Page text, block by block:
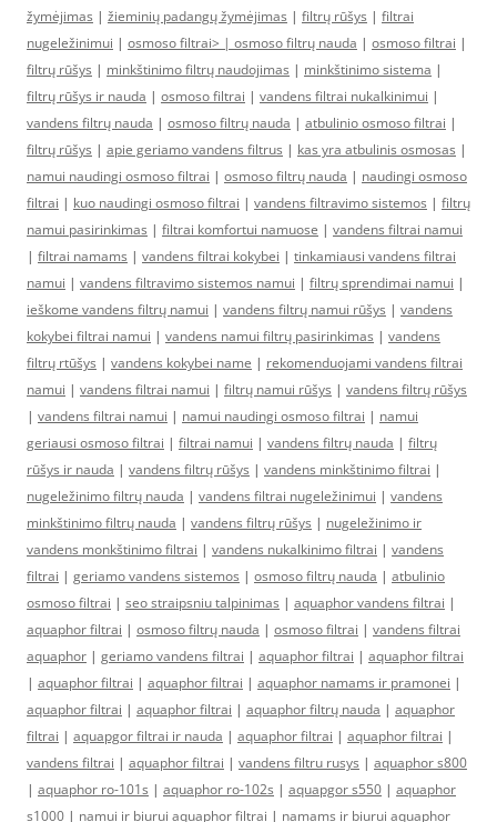
žymėjimas | žieminių padangų žymėjimas | filtrų rūšys | filtrai
nugeležinimui | osmoso filtrai> | osmoso filtrų nauda | osmoso filtrai |
filtrų rūšys | minkštinimo filtrų naudojimas | minkštinimo sistema |
filtrų rūšys ir nauda | osmoso filtrai | vandens filtrai nukalkinimui |
vandens filtrų nauda | osmoso filtrų nauda | atbulinio osmoso filtrai |
filtrų rūšys | apie geriamo vandens filtrus | kas yra atbulinis osmosas |
namui naudingi osmoso filtrai | osmoso filtrų nauda | naudingi osmoso
filtrai | kuo naudingi osmoso filtrai | vandens filtravimo sistemos | filtrų
namui pasirinkimas | filtrai komfortui namuose | vandens filtrai namui
| filtrai namams | vandens filtrai kokybei | tinkamiausi vandens filtrai
namui | vandens filtravimo sistemos namui | filtrų sprendimai namui |
ieškome vandens filtrų namui | vandens filtrų namui rūšys | vandens
kokybei filtrai namui | vandens namui filtrų pasirinkimas | vandens
filtrų rtūšys | vandens kokybei name | rekomenduojami vandens filtrai
namui | vandens filtrai namui | filtrų namui rūšys | vandens filtrų rūšys
| vandens filtrai namui | namui naudingi osmoso filtrai | namui
geriausi osmoso filtrai | filtrai namui | vandens filtrų nauda | filtrų
rūšys ir nauda | vandens filtrų rūšys | vandens minkštinimo filtrai |
nugeležinimo filtrų nauda | vandens filtrai nugeležinimui | vandens
minkštinimo filtrų nauda | vandens filtrų rūšys | nugeležinimo ir
vandens monkštinimo filtrai | vandens nukalkinimo filtrai | vandens
filtrai | geriamo vandens sistemos | osmoso filtrų nauda | atbulinio
osmoso filtrai | seo straipsniu talpinimas | aquaphor vandens filtrai |
aquaphor filtrai | osmoso filtrų nauda | osmoso filtrai | vandens filtrai
aquaphor | geriamo vandens filtrai | aquaphor filtrai | aquaphor filtrai
| aquaphor filtrai | aquaphor filtrai | aquaphor namams ir pramonei |
aquaphor filtrai | aquaphor filtrai | aquaphor filtrų nauda | aquaphor
filtrai | aquapgor filtrai ir nauda | aquaphor filtrai | aquaphor filtrai |
vandens filtrai | aquaphor filtrai | vandens filtru rusys | aquaphor s800
| aquaphor ro-101s | aquaphor ro-102s | aquapgor s550 | aquaphor
s1000 | namui ir biurui aquaphor filtrai | namams ir biurui aquaphor